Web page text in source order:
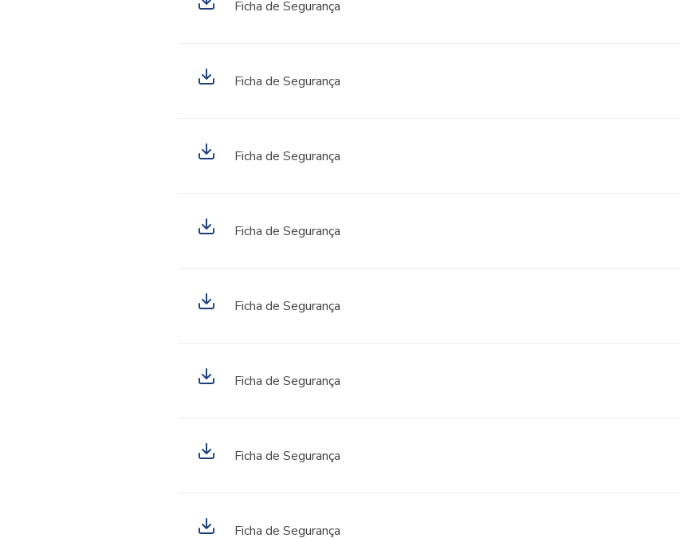
Ficha de Segurança
Ficha de Segurança
Ficha de Segurança
Ficha de Segurança
Ficha de Segurança
Ficha de Segurança
Ficha de Segurança
Ficha de Segurança